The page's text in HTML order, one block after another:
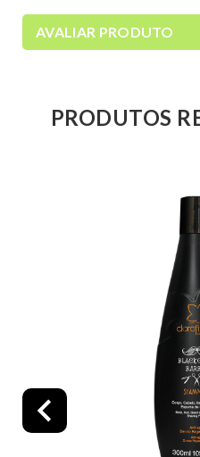
AVALIAR PRODUTO
PRODUTOS